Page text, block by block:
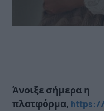
Άνοιξε σήμερα η
πλατφόρμα, https://